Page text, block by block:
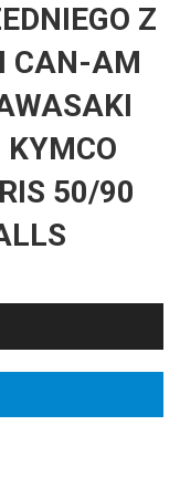
Z
CAN-AM
KYMCO
50/90